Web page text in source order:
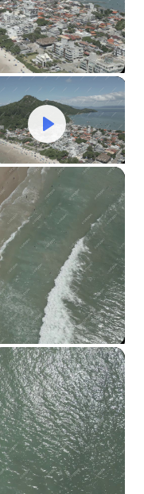
Settings
Settings
Play
Settings